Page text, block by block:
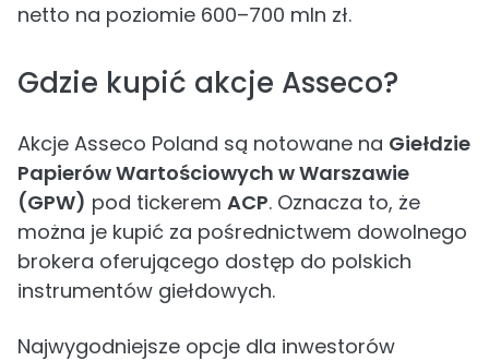
netto na poziomie 600–700 mln zł.
Gdzie kupić akcje Asseco?
Akcje Asseco Poland są notowane na Giełdzie
Papierów Wartościowych w Warszawie
(GPW) pod tickerem ACP. Oznacza to, że
można je kupić za pośrednictwem dowolnego
brokera oferującego dostęp do polskich
instrumentów giełdowych.
Najwygodniejsze opcje dla inwestorów